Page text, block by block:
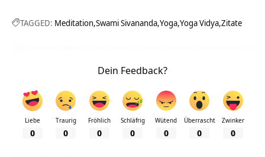
TAGGED: Meditation Swami Sivananda Yoga Yoga Vidya Zitate
Dein Feedback?
Liebe
0
Traurig
0
Fröhlich
0
Schläfrig
0
Wütend
0
Überrascht
0
Zwinker
0